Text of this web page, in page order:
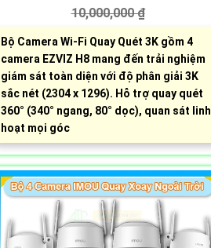
10,000,000 ₫
Bộ Camera Wi-Fi Quay Quét 3K gồm 4
camera EZVIZ H8 mang đến trải nghiệm
giám sát toàn diện với độ phân giải 3K
sắc nét (2304 x 1296). Hỗ trợ quay quét
360° (340° ngang, 80° dọc), quan sát linh
hoạt mọi góc